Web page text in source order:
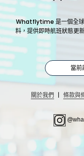
Whatflytime 是一個全球
料，提供即時航班狀態更
當前
關於我們 | 條款與